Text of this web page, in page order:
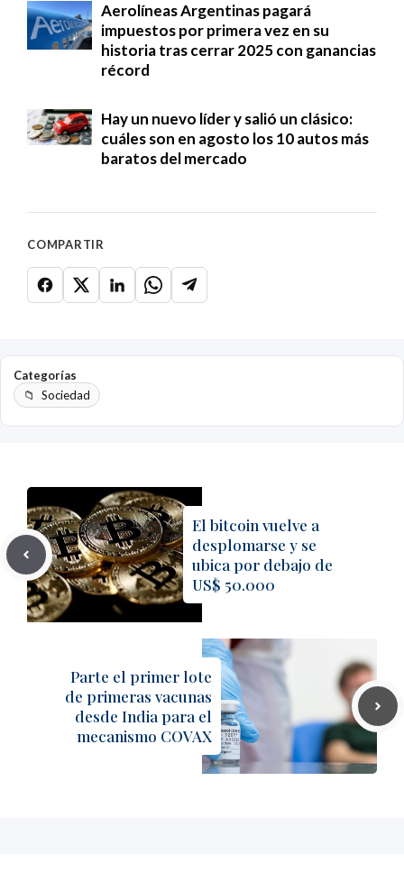
Aerolíneas Argentinas pagará
impuestos por primera vez en su
historia tras cerrar 2025 con ganancias
récord
Hay un nuevo líder y salió un clásico:
cuáles son en agosto los 10 autos más
baratos del mercado
COMPARTIR
Categorías
Sociedad
El bitcoin vuelve a
desplomarse y se
ubica por debajo de
US$ 50.000
Parte el primer lote
de primeras vacunas
desde India para el
mecanismo COVAX